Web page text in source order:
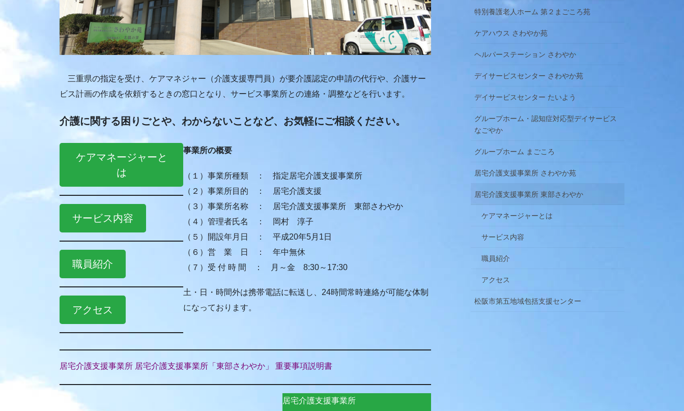
三重県の指定を受け、ケアマネジャー（介護支援専門員）が要介護認定の申請の代行や、介護サー
ビス計画の作成を依頼するときの窓口となり、サービス事業所との連絡・調整などを行います。
介護に関する困りごとや、わからないことなど、お気軽にご相談ください。
ケアマネージャーと
は
サービス内容
職員紹介
アクセス
事業所の概要
（１）事業所種類 ： 指定居宅介護支援事業所
（２）事業所目的 ： 居宅介護支援
（３）事業所名称 ： 居宅介護支援事業所 東部さわやか
（４）管理者氏名 ： 岡村 淳子
（５）開設年月日 ： 平成20年5月1日
（６）営 業 日 ： 年中無休
（７）受 付 時 間 ： 月～金 8:30～17:30
土・日・時間外は携帯電話に転送し、24時間常時連絡が可能な体制
になっております。
居宅介護支援事業所 居宅介護支援事業所「東部さわやか」 重要事項説明書
居宅介護支援事業所
特別養護老人ホーム 第２まごころ苑
ケアハウス さわやか苑
ヘルパーステーション さわやか
デイサービスセンター さわやか苑
デイサービスセンター たいよう
グループホーム・認知症対応型デイサービス
なごやか
グループホーム まごころ
居宅介護支援事業所 さわやか苑
居宅介護支援事業所 東部さわやか
ケアマネージャーとは
サービス内容
職員紹介
アクセス
松阪市第五地域包括支援センター